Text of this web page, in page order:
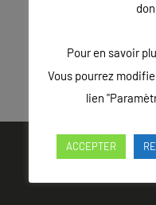
Pour en savoir
Vous pourrez
lien
ACCEPTER